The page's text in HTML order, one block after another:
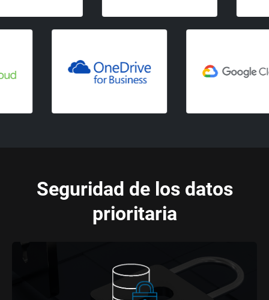
Seguridad de los datos
prioritaria